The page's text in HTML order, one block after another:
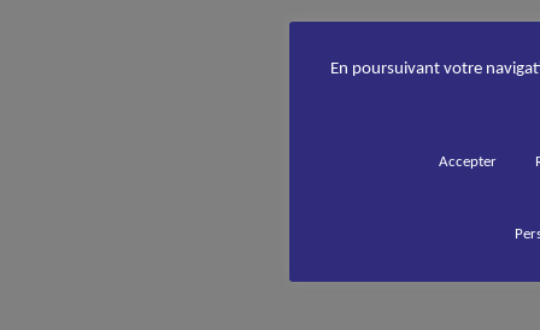
En poursuivant votre
Accepter